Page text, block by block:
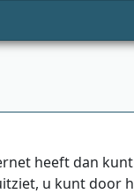
heeft dan
u kunt